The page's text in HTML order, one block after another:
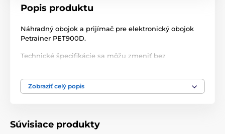
Popis produktu
Náhradný obojok a prijímač pre elektronický obojok
Petrainer PET900D.
Technické špecifikácie sa môžu zmeniť bez
Príslušenstvo výcvikové obojky
Zobraziť celý popis
Súvisiace produkty